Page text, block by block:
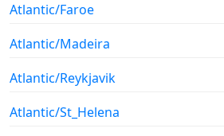
Atlantic/Faroe
Atlantic/Madeira
Atlantic/Reykjavik
Atlantic/St_Helena